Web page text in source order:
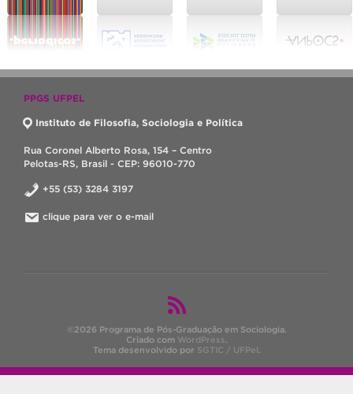
PPGS UFPEL
Instituto de Filosofia, Sociologia e Política
Rua Coronel Alberto Rosa, 154 – Centro
Pelotas-RS, Brasil - CEP: 96010-770
+55 (53) 3284 3197
clique para ver o e-mail
©2026 Programa de Pós-Graduação em Sociologia.
Criado com WordPress.
Tema desenvolvido por SGTIC / UFPel.